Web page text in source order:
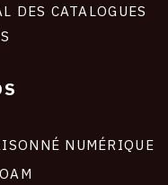
DES CATALOGUES
NUMÉRIQUE